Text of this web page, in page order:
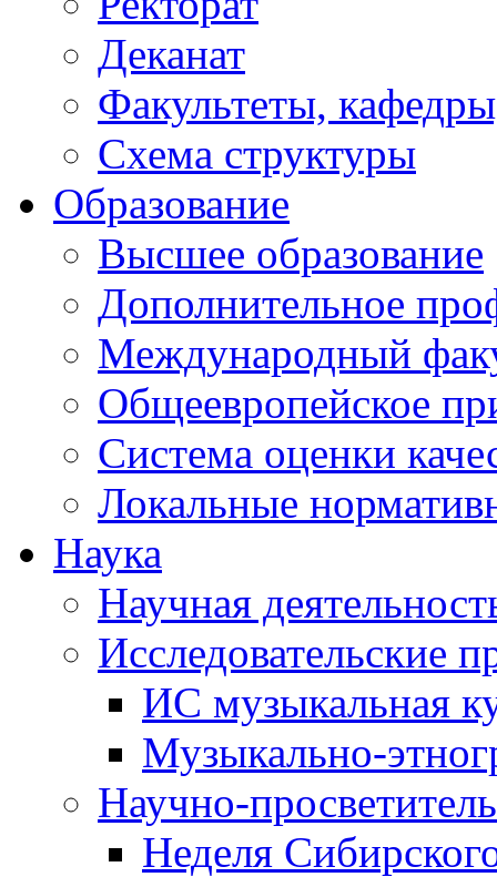
Деканат
Факультеты,
Схема структуры
Образование
Высшее образование
Дополнительное
Международный
Общеевропейское
Система оценки
Локальные
Наука
Научная
Исследовательские
ИС музыкальная
Музыкально-
Научно-
Неделя